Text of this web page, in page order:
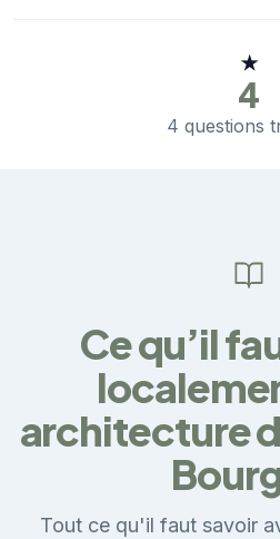
★
4
4 questions
Ce qu’il
architecture
Tout ce qu'il faut savoir